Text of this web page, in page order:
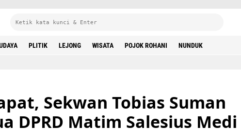
PLITIK LEJONG WISATA POJOK ROHANI NUNDUK
Sekwan Tobias Suman
DPRD Matim Salesius Medi